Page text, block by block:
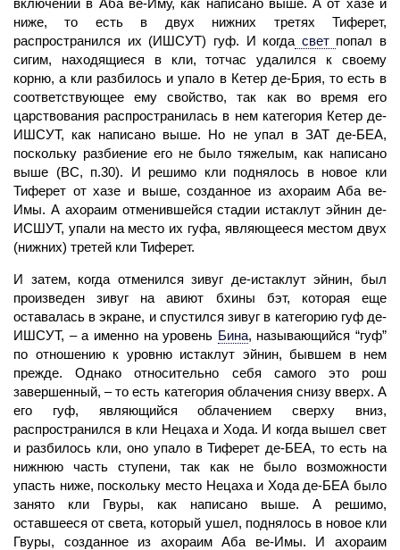
включении в Аба ве-Иму, как написано выше. А от хазе и
ниже, то есть в двух нижних третях Тиферет,
распространился их (ИШСУТ) гуф. И когда свет попал в
сигим, находящиеся вкли, тотчас удалился к своему
корню, а кли разбилось и упало в Кетер де-Брия, то есть в
соответствующее ему свойство, так как во время его
царствования распространилась в нем категория Кетер де-
ИШСУТ, как написано выше. Но не упал в ЗАТ де-БЕА,
поскольку разбиение его не было тяжелым, как написано
выше (ВС, п.30). И решимо кли поднялось в новое кли
Тиферет от хазе и выше, созданное из ахораим Аба ве-
Имы. А ахораим отменившейся стадии истаклут эйнин де-
ИСШУТ, упали на место их гуфа, являющееся местом двух
(нижних) третей кли Тиферет.
И затем, когда отменился зивуг де-истаклут эйнин, был
произведен зивуг на авиют бхины бэт, которая еще
оставалась в экране, и спустился зивуг в категориюгуф де-
ИШСУТ, – а именно на уровень Бина, называющийся “гуф”
по отношению к уровню истаклут эйнин, бывшем в нем
прежде. Однако относительно себя самого это рош
завершенный, – то есть категория облачения снизу вверх. А
его гуф, являющийся облачением сверху вниз,
распространился вкли Нецаха и Хода. И когда вышел свет
и разбилось кли, оно упало в Тиферет де-БЕА, то есть на
нижнюю часть ступени, так как не было возможности
упасть ниже, поскольку место Нецаха и Хода де-БЕА было
занято кли Гвуры, как написано выше. А решимо,
оставшееся от света, который ушел, поднялось в новое кли
Гвуры, созданное из ахораимАба ве-Имы. И ахораим